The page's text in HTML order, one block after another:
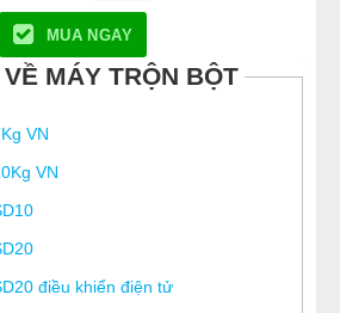
MUA NGAY
MÁY TRỘN BỘT
VN
VN
điều khiển điện tử